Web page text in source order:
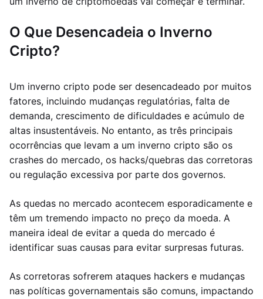
O Que Desencadeia o Inverno
Cripto?
Um inverno cripto pode ser desencadeado por muitos
fatores, incluindo mudanças regulatórias, falta de
demanda, crescimento de dificuldades e acúmulo de
altas insustentáveis. No entanto, as três principais
ocorrências que levam a um inverno cripto são os
crashes do mercado, os hacks/quebras das corretoras
ou regulação excessiva por parte dos governos.
As quedas no mercado acontecem esporadicamente e
têm um tremendo impacto no preço da moeda. A
maneira ideal de evitar a queda do mercado é
identificar suas causas para evitar surpresas futuras.
As corretoras sofrerem ataques hackers e mudanças
nas políticas governamentais são comuns, impactando